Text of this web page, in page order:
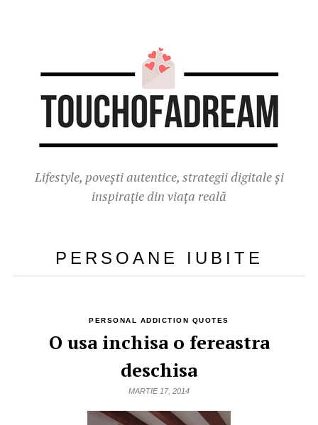
Lifestyle, povești autentice, strategii digitale și
inspirație din viața reală
PERSOANE IUBITE
PERSONAL ADDICTION QUOTES
O usa inchisa o fereastra
deschisa
MARTIE 17, 2014